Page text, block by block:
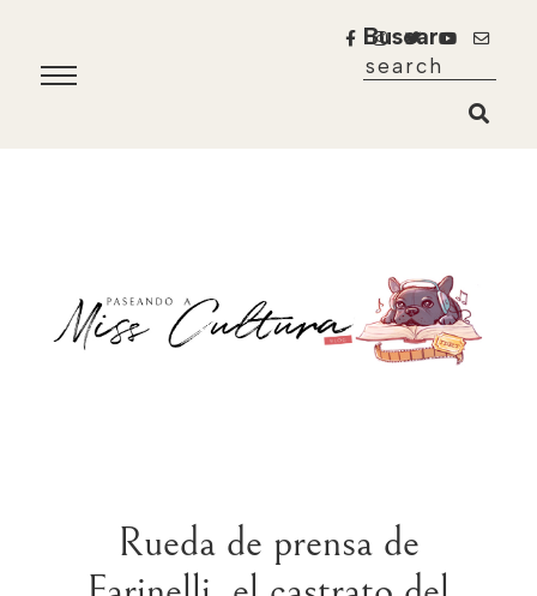
Buscar
Rueda de prensa de